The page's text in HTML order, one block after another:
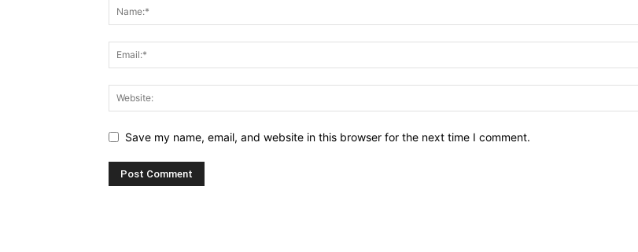
Save my name, email, and website in this browser for the next time I comment.